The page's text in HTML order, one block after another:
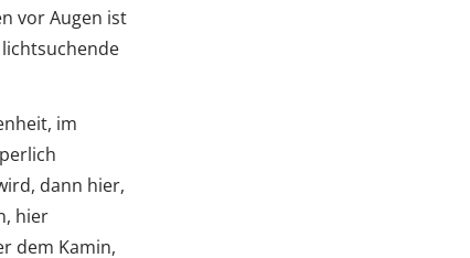
vor Augen ist
im
dann hier,
hier
dem Kamin,